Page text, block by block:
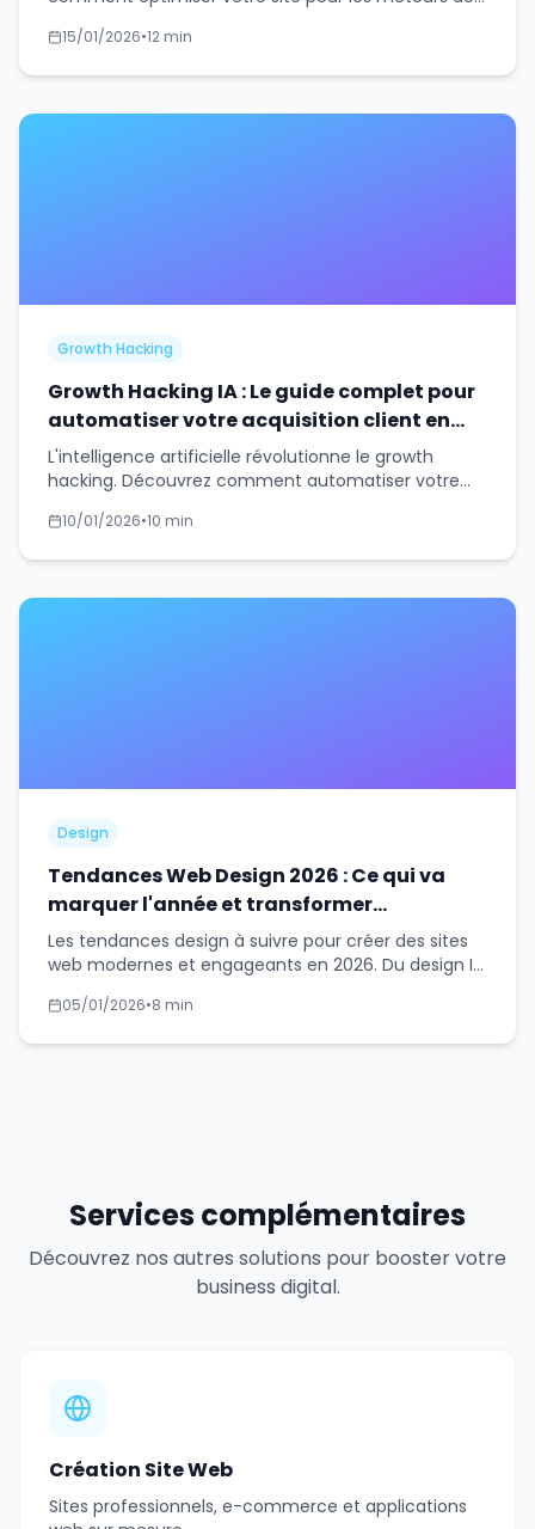
concrètes.
15/01/2026•12 min
Growth Hacking
Growth Hacking IA : Le guide complet pour
automatiser votre acquisition client en
2026
L'intelligence artificielle révolutionne le growth
hacking. Découvrez comment automatiser votre
avec l'IA.
10/01/2026•10 min
Design
Tendances Web Design 2026 : Ce qui va
marquer l'année et transformer
l'expérience utilisateur
Les tendances design à suivre pour créer des sites
web modernes et engageants en 2026. Du design IA
05/01/2026•8 min
Services complémentaires
Découvrez nos autres solutions pour booster votre
business digital.
Création Site Web
Sites professionnels, e-commerce et applications